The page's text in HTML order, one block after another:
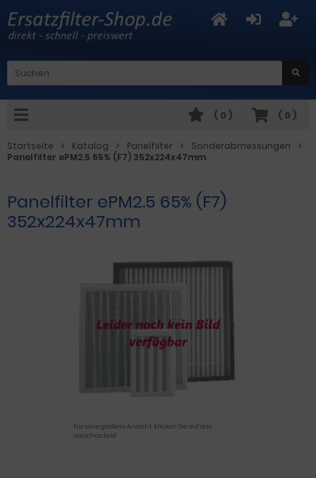
( 0 )
( 0 )
Startseite Katalog Panelfilter
Sonderabmessungen
Panelfilter ePM2.5 65% (F7) 352x224x47mm
Panelfilter ePM2.5 65% (F7)
352x224x47mm
Für eine größere Ansicht klicken Sie auf das
Vorschaubild